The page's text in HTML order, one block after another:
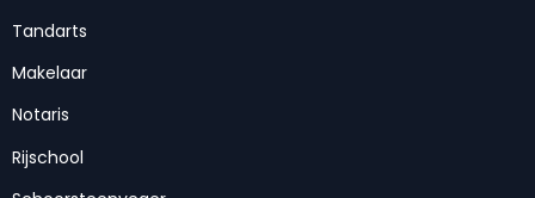
Tandarts
Makelaar
Notaris
Rijschool